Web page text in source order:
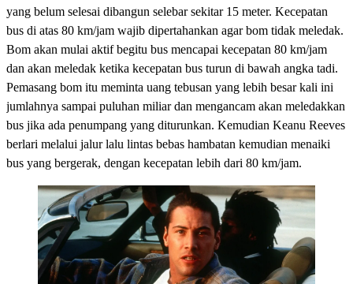
yang belum selesai dibangun selebar sekitar 15 meter. Kecepatan
bus di atas 80 km/jam wajib dipertahankan agar bom tidak meledak.
Bom akan mulai aktif begitu bus mencapai kecepatan 80 km/jam
dan akan meledak ketika kecepatan bus turun di bawah angka tadi.
Pemasang bom itu meminta uang tebusan yang lebih besar kali ini
jumlahnya sampai puluhan miliar dan mengancam akan meledakkan
bus jika ada penumpang yang diturunkan. Kemudian Keanu Reeves
berlari melalui jalur lalu lintas bebas hambatan kemudian menaiki
bus yang bergerak, dengan kecepatan lebih dari 80 km/jam.